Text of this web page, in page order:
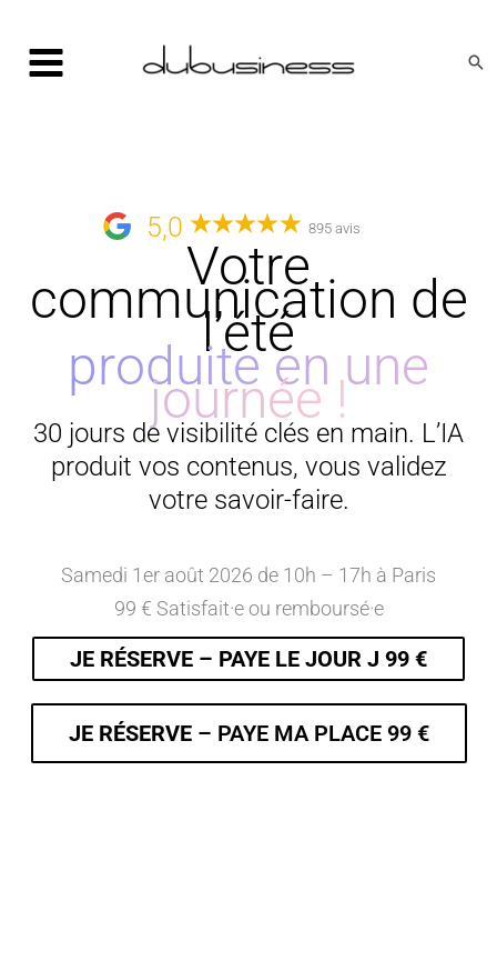
contenu
5,0 895 avis
Votre
communication de
l’été
produite en une
journée !
30 jours de visibilité clés en main. L’IA
produit vos contenus, vous validez
votre savoir-faire.
Samedi 1er août 2026 de 10h – 17h à Paris
99 € Satisfait·e ou remboursé·e
JE RÉSERVE – PAYE LE JOUR J 99 €
JE RÉSERVE – PAYE MA PLACE 99 €